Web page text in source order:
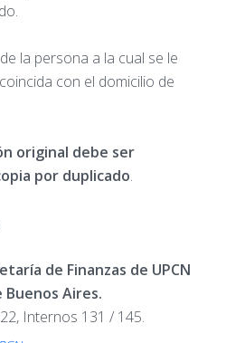
la persona a la cual se le
con el domicilio de
original debe ser
por duplicado.
de Finanzas de UPCN
Buenos Aires.
Internos 131 / 145.